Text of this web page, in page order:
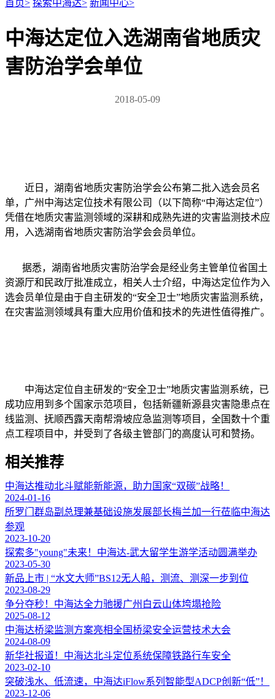
首页> 探索中海达> 新闻中心>
中海达定位入选湖南省地质灾
害防治学会单位
2018-05-09
近日，湖南省地质灾害防治学会公布第二批入选会员名
单，广州中海达定位技术有限公司（以下简称“中海达定位”）
凭借在地质灾害监测领域的深耕和成熟先进的灾害监测技术应
用，入选湖南省地质灾害防治学会会员单位。
据悉，湖南省地质灾害防治学会是经业务主管单位省国土
资源厅和民政厅批准成立，相关人士介绍，中海达定位作为入
选会员单位是由于自主研发的“安全卫士”地质灾害监测系统，
在灾害监测领域具有重大应用价值和技术的先进性值得推广。
中海达定位自主研发的“安全卫士”地质灾害监测系统，已
成功应用到多个国家示范项目，包括新疆新源县灾害隐患点在
线监测、抚顺西露天南帮滑坡应急监测等项目，全国数十个重
点工程项目中，并受到了各级主管部门的高度认可和赞扬。
相关推荐
中海达推动北斗赋能新能源，助力国家“双碳”战略！
2024-01-16
所罗门群岛副总理兼基础设施发展部长梅兰加一行莅临中海达
参观
2023-10-20
探索多"young"未来！中海达-武大留学生游学活动圆满举办
2023-05-30
新品上市 | “水文大师”BS12无人船，测流、测深一步到位
2023-08-29
争分夺秒！中海达全力驰援广州白云山体垮塌抢险
2025-08-12
中海达桥梁监测方案亮相全国桥梁安全运营技术大会
2024-08-09
新华社报道！中海达北斗定位系统保障铁路行车安全
2023-02-10
突破浅水、低流速，中海达iFlow系列智能型ADCP创新“低”！
2023-12-06